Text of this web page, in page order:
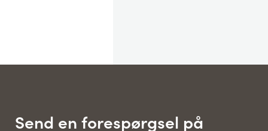
Send en forespørgsel på